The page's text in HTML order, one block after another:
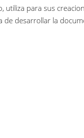
utiliza para sus
desarrollar la